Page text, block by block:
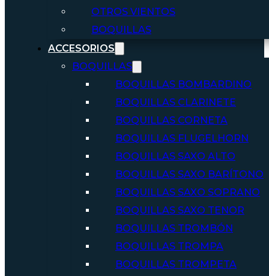
OTROS VIENTOS
BOQUILLAS
ACCESORIOS
BOQUILLAS
BOQUILLAS BOMBARDINO
BOQUILLAS CLARINETE
BOQUILLAS CORNETA
BOQUILLAS FLUGELHORN
BOQUILLAS SAXO ALTO
BOQUILLAS SAXO BARÍTONO
BOQUILLAS SAXO SOPRANO
BOQUILLAS SAXO TENOR
BOQUILLAS TROMBÓN
BOQUILLAS TROMPA
BOQUILLAS TROMPETA